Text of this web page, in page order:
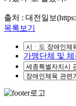
출처 : 대전일보
목록보기
가맹단체 및 체